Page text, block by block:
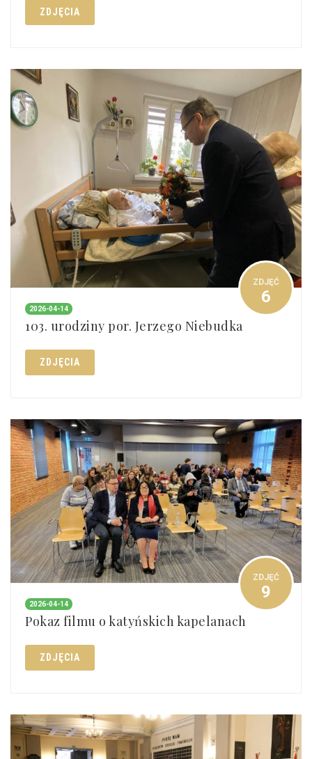
ZDJĘCIA
ZDJĘĆ
6
2026-04-14
103. urodziny por. Jerzego Niebudka
ZDJĘCIA
ZDJĘĆ
9
2026-04-14
Pokaz filmu o katyńskich kapelanach
ZDJĘCIA